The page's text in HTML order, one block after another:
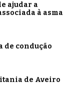
ajudar a
à asma
de condução
de Aveiro